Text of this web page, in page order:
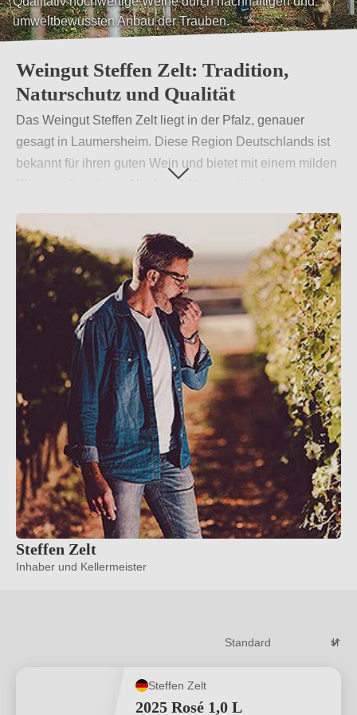
umweltbewussten Anbau der Trauben.
Weingut Steffen Zelt: Tradition,
Naturschutz und Qualität
Das Weingut Steffen Zelt liegt in der Pfalz, genauer
gesagt in Laumersheim. Diese Region Deutschlands ist
bekannt für ihren guten Wein und bietet mit einem milden
Klima und geringen Niederschlägen optimale
ist ein Familienbetrieb und steht für qualitativ hochwertige
Weine. Nachhaltiger, umweltbewusster Anbau der
Trauben und schonender Ausbau der Weine ist dabei die
Philosophie vom Weingut Steffen Zelt. So entstehen
fruchtige, frische Weißweine und kräftige, charaktervolle
Rotweine.Weiterlesen→
Steffen Zelt
Inhaber und Kellermeister
Steffen Zelt
2025 Rosé 1,0 L